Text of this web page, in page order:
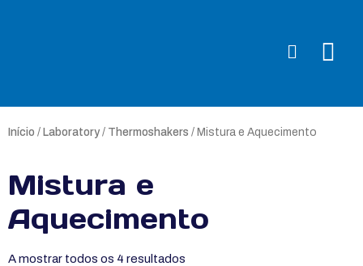
Início / Laboratory / Thermoshakers / Mistura e Aquecimento
Mistura e
Aquecimento
A mostrar todos os 4 resultados